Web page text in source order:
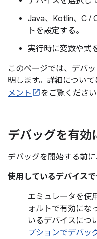
Java、Kotlin、C /
トを設定する。
実行時に変数や式
このページでは、デバ
明します。詳細について
メント
をご覧ください
デバッグを有効
デバッグを開始する前に
使用しているデバイスで
エミュレータを使
ォルトで有効にな
いるデバイスにつ
プションでデバッ